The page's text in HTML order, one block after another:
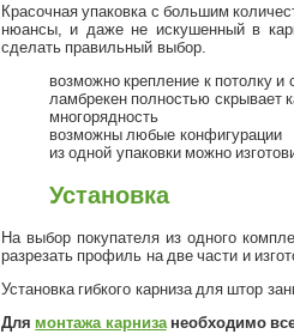
Красочная упаковка с большим
нюансы, и даже не искушенный в
сделать правильный выбор.
возможно крепление к потолку и
ламбрекен полностью скрывает
многорядность
возможны любые конфигурации
из одной упаковки можно
Установка
На выбор покупателя из одного
разрезать профиль на две части и
Установка гибкого карниза для штор
Для монтажа карнизанеобходимо